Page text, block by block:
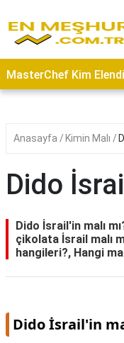
ASTROLOJİ
SAĞLIK
YERLER
BAKIMI
NEDİR
HAMİLELİK
MasterChef Kim
Anasayfa Kimin Malı
Dido
Dido İsrail'in malı
çikolata İsrail malı
hangileri?, Hangi
Dido İsrail'in